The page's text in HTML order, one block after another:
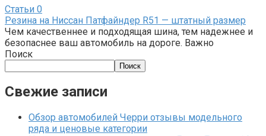
Статьи 0
Резина на Ниссан Патфайндер R51 — штатный размер
Чем качественнее и подходящая шина, тем надежнее и
безопаснее ваш автомобиль на дороге. Важно
Поиск
Поиск
Свежие записи
Обзор автомобилей Черри отзывы модельного
ряда и ценовые категории